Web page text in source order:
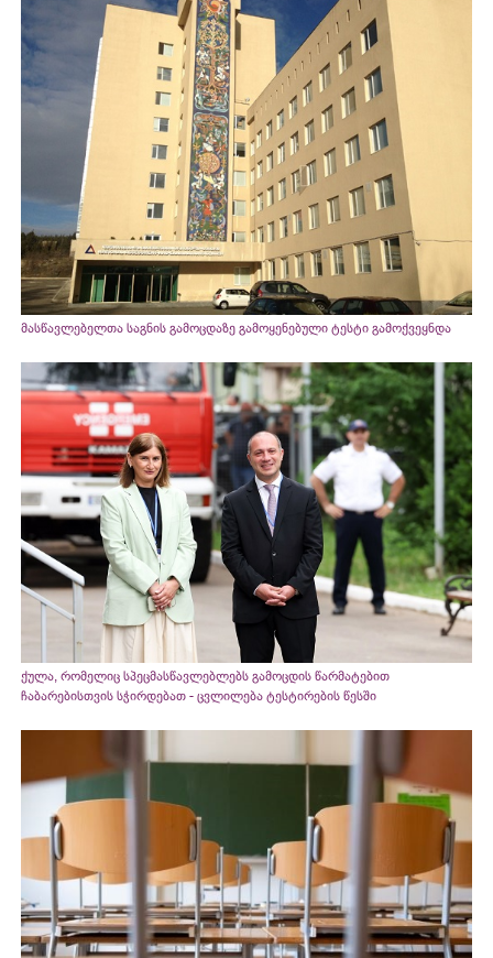
მასწავლებელთა საგნის გამოცდაზე გამოყენებული ტესტი გამოქვეყნდა
ქულა, რომელიც სპეცმასწავლებლებს გამოცდის წარმატებით
ჩაბარებისთვის სჭირდებათ - ცვლილება ტესტირების წესში